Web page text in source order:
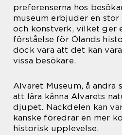
preferenserna hos
museum erbjuder en
och konstverk, vilket ger
förståelse för Ölands
dock vara att det kan
vissa besökare.
Alvaret Museum, å andra
att lära känna Alvarets
djupet. Nackdelen kan
kanske föredrar en mer
historisk upplevelse.